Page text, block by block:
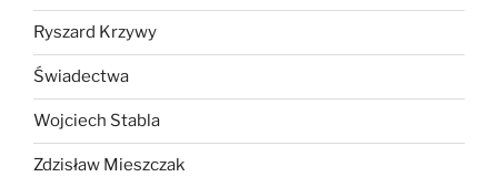
Ryszard Krzywy
Świadectwa
Wojciech Stabla
Zdzisław Mieszczak